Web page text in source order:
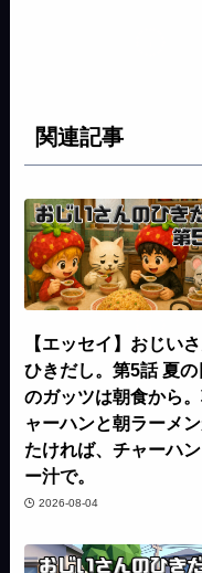
関連記事
【エッセイ】おじい
ひきだし。第5話 夏の
のガッツは朝食から
ャーハンと朝ラーメ
たければ、チャーハ
ー汁で。
2026-08-04